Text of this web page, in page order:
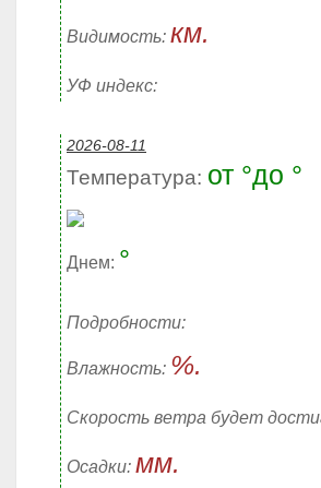
Видимость: км.
УФ индекс:
2026-08-11
Температура: от °до °
Днем: °
Подробности:
Влажность: %.
Скорость ветра будет
Осадки: мм.